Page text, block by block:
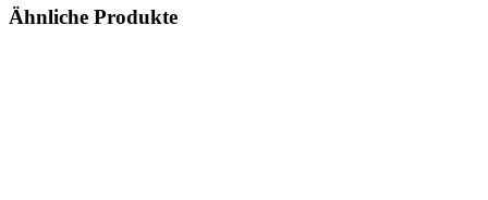
Ähnliche Produkte